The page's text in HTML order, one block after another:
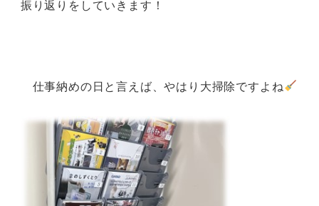
振り返りをしていきます！
仕事納めの日と言えば、やはり大掃除ですよね